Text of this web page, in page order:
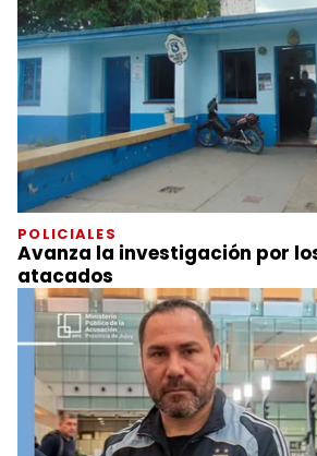
POLICIALES
Avanza la investigación por
atacados